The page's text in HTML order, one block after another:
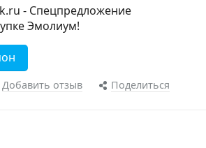
- Спецпредложение
Эмолиум!
Добавить отзыв Поделиться